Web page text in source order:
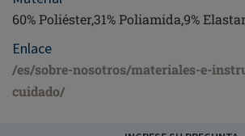
60% Poliéster,31% Poliamida,9%
Enlace
/es/sobre-nosotros/materiales-e-
cuidado/